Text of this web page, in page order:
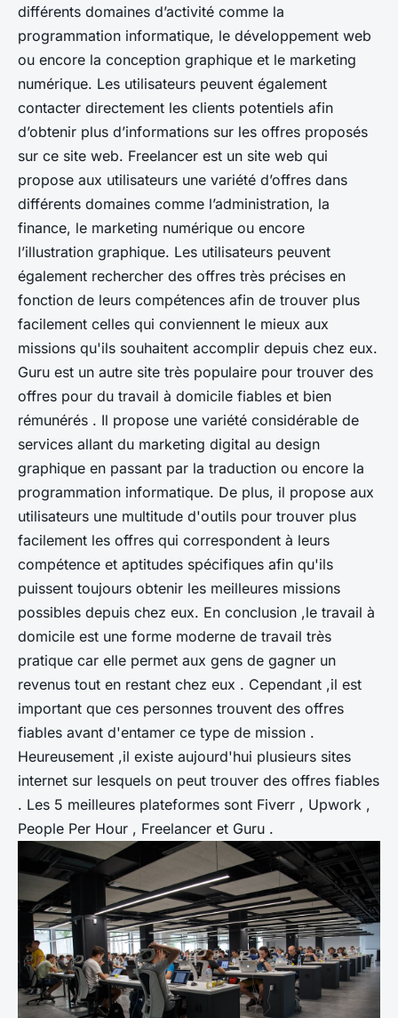
différents domaines d’activité comme la
programmation informatique, le développement web
ou encore la conception graphique et le marketing
numérique. Les utilisateurs peuvent également
contacter directement les clients potentiels afin
d’obtenir plus d’informations sur les offres proposés
sur ce site web. Freelancer est un site web qui
propose aux utilisateurs une variété d’offres dans
différents domaines comme l’administration, la
finance, le marketing numérique ou encore
l’illustration graphique. Les utilisateurs peuvent
également rechercher des offres très précises en
fonction de leurs compétences afin de trouver plus
facilement celles qui conviennent le mieux aux
missions qu'ils souhaitent accomplir depuis chez eux.
Guru est un autre site très populaire pour trouver des
offres pour du travail à domicile fiables et bien
rémunérés . Il propose une variété considérable de
services allant du marketing digital au design
graphique en passant par la traduction ou encore la
programmation informatique. De plus, il propose aux
utilisateurs une multitude d'outils pour trouver plus
facilement les offres qui correspondent à leurs
compétence et aptitudes spécifiques afin qu'ils
puissent toujours obtenir les meilleures missions
possibles depuis chez eux. En conclusion ,le travail à
domicile est une forme moderne de travail très
pratique car elle permet aux gens de gagner un
revenus tout en restant chez eux . Cependant ,il est
important que ces personnes trouvent des offres
fiables avant d'entamer ce type de mission .
Heureusement ,il existe aujourd'hui plusieurs sites
internet sur lesquels on peut trouver des offres fiables
. Les 5 meilleures plateformes sont Fiverr , Upwork ,
People Per Hour , Freelancer et Guru .